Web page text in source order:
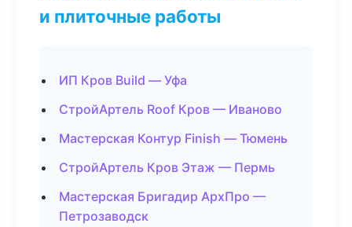
и плиточные работы
ИП Кров Build — Уфа
СтройАртель Roof Кров — Иваново
Мастерская Контур Finish — Тюмень
СтройАртель Кров Этаж — Пермь
Мастерская Бригадир АрхПро —
Петрозаводск